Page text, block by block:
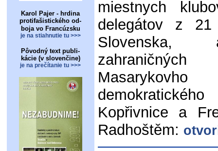
Karol Pajer - hrdina
protifašistického od-
boja vo Francúzsku
je na stiahnutie tu >>>
Pôvodný text publi-
kácie (v slovenčine)
je na prečítanie tu >>>
miestnych
delegátov z
Masarykovho
Kopřivnice a
Radhoštěm: